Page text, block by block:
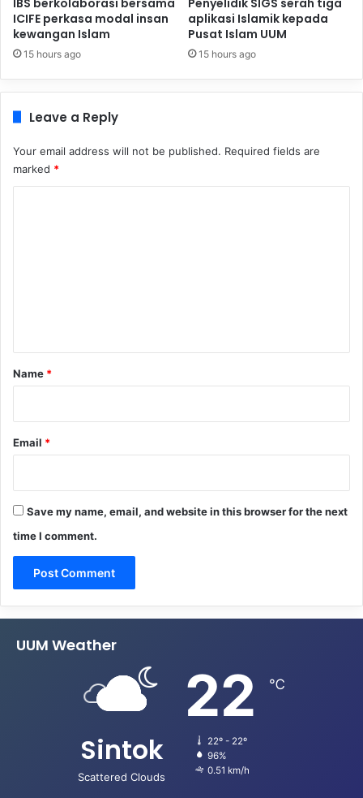
ICIFE perkasa modal insan
kewangan Islam
15 hours ago
aplikasi Islamik kepada
Pusat Islam UUM
15 hours ago
Leave a Reply
Your email address will not be published. Required fields are
marked *
*
Name *
Email *
Save my name, email, and website in this browser for the next
time I comment.
UUM Weather
Sintok
Scattered Clouds
22 ℃
22º - 22º
96%
0.51 km/h